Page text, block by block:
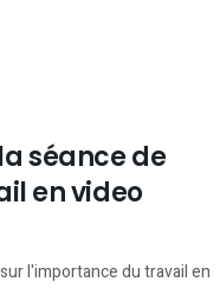
séance de
en video
l'importance du travail en